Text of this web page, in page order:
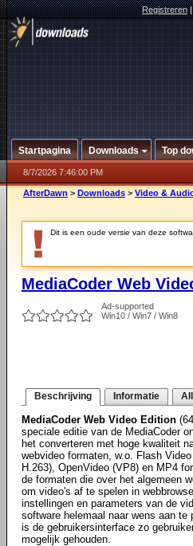
Registreren
Startpagina Downloads Top
8/7/2026 7:46:00 PM
AfterDawn > Downloads > Video &
Dit is een oude versie van deze
MediaCoder Web
Ad-supported
Win10 / Win7 / Win8
Beschrijving Informatie
MediaCoder Web Video Edition
speciale editie van de MediaCoder
het converteren met hoge kwaliteit
webvideo formaten, w.o. Flash
H.263), OpenVideo (VP8) en MP4
de formaten die over het algemeen
om video's af te spelen in
instellingen en parameters van de
software helemaal naar wens aan te
is de gebruikersinterface zo
mogelijk gehouden.